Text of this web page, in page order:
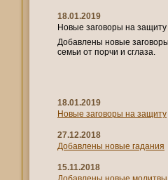
18.01.2019
Новые заговоры на защиту
Добавлены новые
семьи от порчи и сглаза.
18.01.2019
Новые заговоры на защиту
27.12.2018
Добавлены новые гадания
15.11.2018